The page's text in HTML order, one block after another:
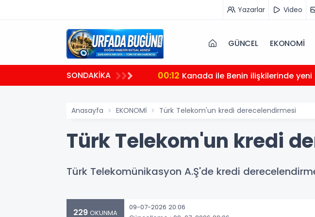
Yazarlar Video
GÜNCEL EKONOMİ
SONDAKİKA 00:12 Kanada ile Benin ilişkilerinde
Anasayfa EKONOMİ Türk Telekom'un kredi derecelendirmesi
Türk Telekom'un kredi
Türk Telekomünikasyon A.Ş'de kredi
229 OKUNMA
09-07-2026 20:06